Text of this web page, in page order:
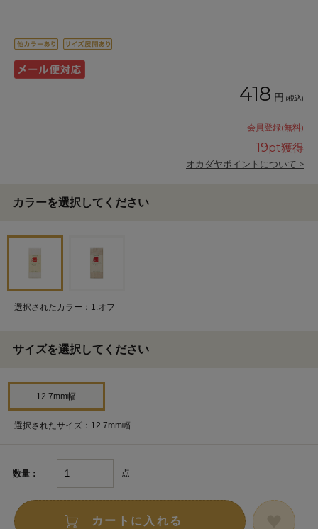
418 円 (税込)
会員登録(無料)
19pt獲得
オカダヤポイントについて >
カラーを選択してください
選択されたカラー：1.オフ
サイズを選択してください
12.7mm幅
選択されたサイズ：12.7mm幅
数量： 点
カートに入れる